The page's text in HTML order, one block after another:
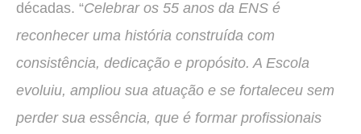
décadas. “Celebrar os 55 anos da ENS é
reconhecer uma história construída com
consistência, dedicação e propósito. A Escola
evoluiu, ampliou sua atuação e se fortaleceu sem
perder sua essência, que é formar profissionais